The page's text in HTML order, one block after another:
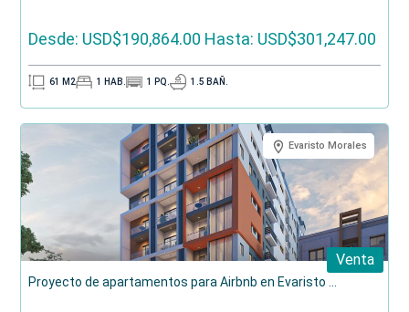
Desde: USD$190,864.00 Hasta: USD$301,247.00
61 M2 1 HAB. 1 PQ. 1.5 BAÑ.
Evaristo Morales
Venta
Proyecto de apartamentos para Airbnb en Evaristo ...